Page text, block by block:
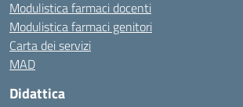
Modulistica farmaci docenti
Modulistica farmaci genitori
Carta dei servizi
MAD
Didattica